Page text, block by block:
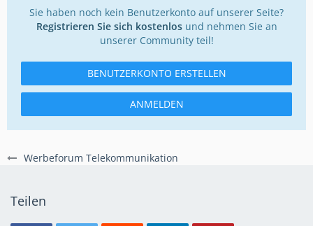
Werbeforum Telekommunikation
Sie haben noch kein Benutzerkonto auf unserer Seite?
Registrieren Sie sich kostenlosund nehmen Sie an
unserer Community teil!
BENUTZERKONTO ERSTELLEN
ANMELDEN
Teilen